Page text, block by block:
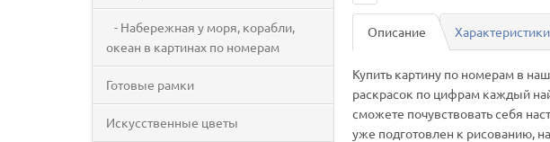
- Набережная у моря, корабли,
океан в картинах по номерам
Готовые рамки
Искусственные цветы
Описание Характеристики
Купить картину по номерам в
раскрасок по цифрам каждый
сможете почувствовать себя
уже подготовлен к рисованию,